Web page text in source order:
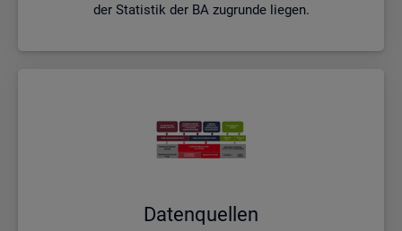
der Statistik der BA zugrunde liegen.
Da­ten­quel­len